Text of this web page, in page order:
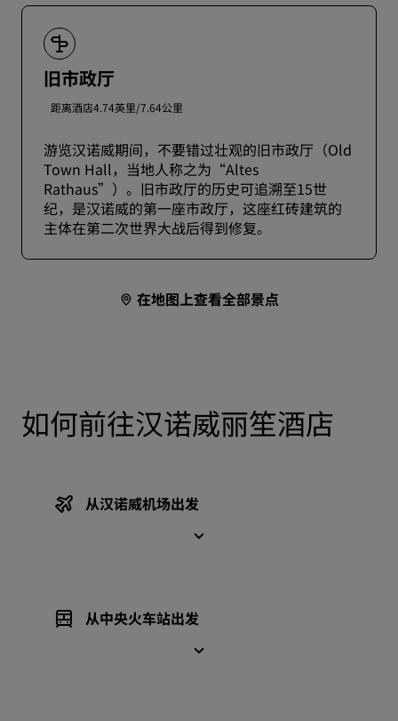
旧市政厅
距离酒店4.74英里/7.64公里
游览汉诺威期间，不要错过壮观的旧市政厅（Old
Town Hall，当地人称之为“Altes
Rathaus”）。旧市政厅的历史可追溯至15世
纪，是汉诺威的第一座市政厅，这座红砖建筑的
主体在第二次世界大战后得到修复。
在地图上查看全部景点
如何前往汉诺威丽笙酒店
从汉诺威机场出发
从中央火车站出发